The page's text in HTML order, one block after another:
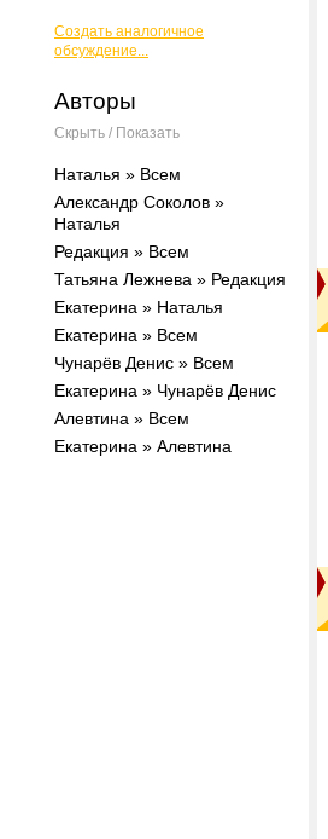
Создать аналогичное
обсуждение...
Авторы
Скрыть / Показать
Наталья » Всем
Александр Соколов »
Наталья
Редакция » Всем
Татьяна Лежнева » Редакция
Екатерина » Наталья
Екатерина » Всем
Чунарёв Денис » Всем
Екатерина » Чунарёв Денис
Алевтина » Всем
Екатерина » Алевтина